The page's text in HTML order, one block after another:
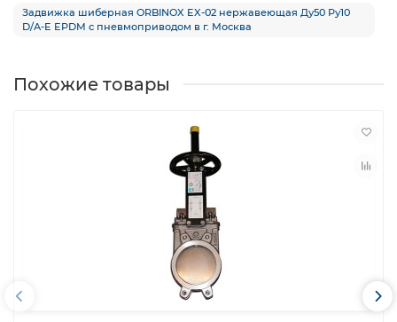
Задвижка шиберная ORBINOX EX-02 нержавеющая Ду50 Ру10
D/A-E EPDM с пневмоприводом в г. Москва
Похожие товары